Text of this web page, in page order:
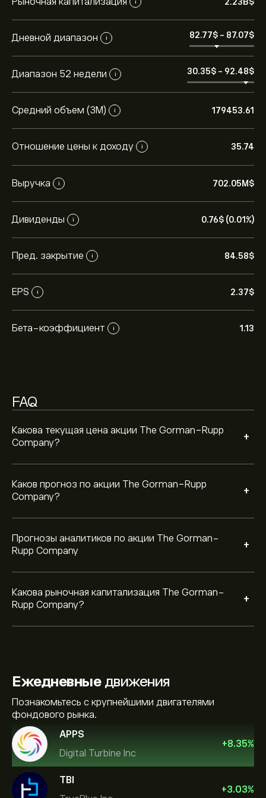
i
Дневной диапазон i 82.77‎$‎ - 87.07‎$‎
Диапазон 52 недели i 30.35‎$‎ - 92.48‎$‎
Средний объем (3М) i 179453.61
Отношение цены к доходу i 35.74
Выручка i 702.05M‎$‎
Дивиденды i 0.76‎$‎ (0.01%)
Пред. закрытие i 84.58‎$‎
EPS i 2.37‎$‎
Бета-коэффициент i 1.13
FAQ
Какова текущая цена акции The Gorman-Rupp
Company?
+
Текущая цена акции GRC.US составляет 84.58‎$‎.
Каков прогноз по акции The Gorman-Rupp
Company?
+
Company составляет 84.58‎$‎.
Зарегистрируйтесьна
Прогнозы аналитиков по акции The Gorman-
Rupp Company
+
Аналитики предоставляют прогнозы по акции The
Gorman-Rupp Company, основываясь на рыночных
тенденциях, финансовых отчетах и
предполагаемом росте. Ознакомьтесь с последним
Какова рыночная капитализация The Gorman-
Rupp Company?
+
Ежедневныедвижения
Познакомьтесь с крупнейшими двигателями
фондового рынка.
APPS
Digital Turbine Inc
+8.35%
TBI
+3.03%